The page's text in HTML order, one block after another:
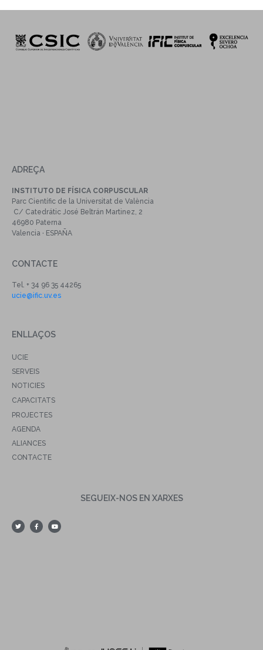
ADREÇA
INSTITUTO DE FÍSICA CORPUSCULAR
Parc Científic de la Universitat de València
C/ Catedrátic José Beltrán Martinez, 2
46980 Paterna
Valencia · ESPAÑA
CONTACTE
Tel. + 34 96 35 44265
ucie@ific.uv.es
ENLLAÇOS
UCIE
SERVEIS
NOTICIES
CAPACITATS
PROJECTES
AGENDA
ALIANCES
CONTACTE
SEGUEIX-NOS EN XARXES